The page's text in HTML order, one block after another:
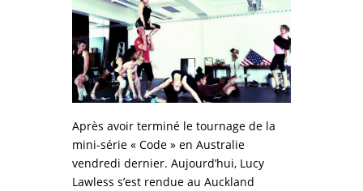
Après avoir terminé le tournage de la
mini-série « Code » en Australie
vendredi dernier. Aujourd’hui, Lucy
Lawless s’est rendue au Auckland